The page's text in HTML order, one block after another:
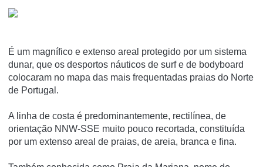
É um magnífico e extenso areal protegido por um sistema
dunar, que os desportos náuticos de surf e de bodyboard
colocaram no mapa das mais frequentadas praias do Norte
de Portugal.
A linha de costa é predominantemente, rectilínea, de
orientação NNW-SSE muito pouco recortada, constituída
por um extenso areal de praias, de areia, branca e fina.